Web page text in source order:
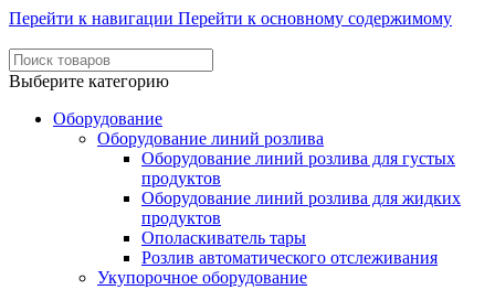
Перейти к навигации Перейти к основному содержимому
Выберите категорию
Оборудование
Оборудование линий розлива
Оборудование линий розлива для густых
продуктов
Оборудование линий розлива для жидких
продуктов
Ополаскиватель тары
Розлив автоматического отслеживания
Укупорочное оборудование